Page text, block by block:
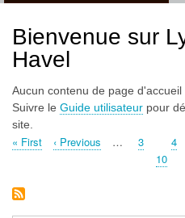
Bienvenue sur
Havel
Aucun contenu de page
Suivre le Guide utilisateur pour
site.
Pagination
Première
« First
Page
‹ Previous … Page
3 4
Page
10